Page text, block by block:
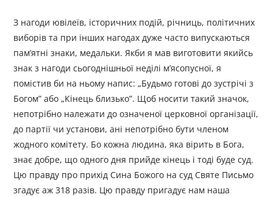
З нагоди ювілеїв, історичних подій, річниць, політичних
виборів та при інших нагодах дуже часто випускаються
пам’ятні знаки, медальки. Якби я мав виготовити якийсь
знак з нагоди сьогоднішньої неділі м’ясопусної, я
помістив би на ньому напис: „Будьмо готові до зустрічі з
Богом” або „Кiнець близько”. Щоб носити такий значок,
непотрібно належати до означеної церковної організації,
до партії чи установи, ані непотрібно бути членом
жодного комітету. Бо кожна людина, яка вірить в Бога,
знає добре, що одного дня прийде кінець і тоді буде суд.
Цю правду про прихід Сина Божого на суд Святе Письмо
згадує аж 318 разів. Цю правду пригадує нам наша